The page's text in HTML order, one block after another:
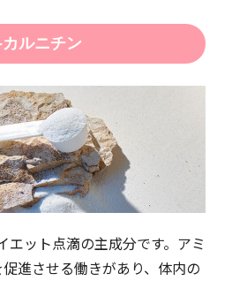
ルニチン
エット点滴の主成分です。アミ
進させる働きがあり、体内の